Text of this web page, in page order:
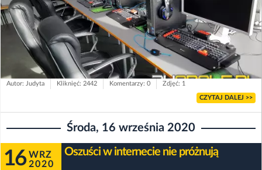
Autor: Judyta Kliknięć: 2442 Komentarzy: 0 Zdjęć: 1
CZYTAJ DALEJ >>
Środa, 16 września 2020
16 WRZ
2020
Oszuści w internecie nie próżnują